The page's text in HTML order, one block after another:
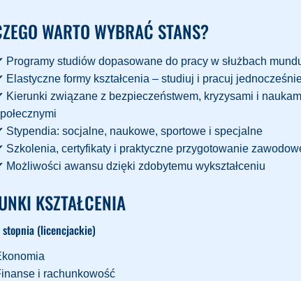
WARTO WYBRAĆ STANS?
Programy studiów dopasowane do pracy w służbach
Elastyczne formy kształcenia – studiuj i pracuj
Kierunki związane z bezpieczeństwem, kryzysami i
Stypendia: socjalne, naukowe, sportowe i specjalne
Szkolenia, certyfikaty i praktyczne przygotowanie
Możliwości awansu dzięki zdobytemu wykształceniu
KSZTAŁCENIA
(licencjackie)
i rachunkowość